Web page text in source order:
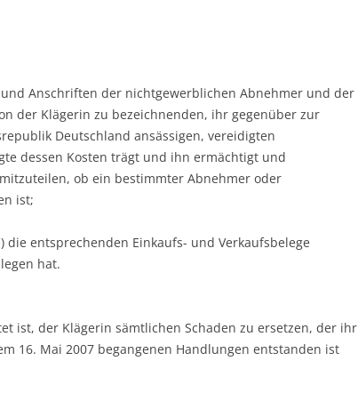
Anschriften der nichtgewerblichen Abnehmer und der
der Klägerin zu bezeichnenden, ihr gegenüber zur
Deutschland ansässigen, vereidigten
dessen Kosten trägt und ihn ermächtigt und
ob ein bestimmter Abnehmer oder
ist;
die entsprechenden Einkaufs- und Verkaufsbelege
hat.
ist, der Klägerin sämtlichen Schaden zu ersetzen, der ihr
16. Mai 2007 begangenen Handlungen entstanden ist